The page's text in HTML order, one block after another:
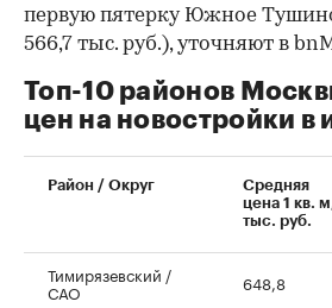
00:00 / 00:00
первую пятерку Южное Тушино
566,7 тыс. руб.), уточняют в
Топ-10 районов
цен на новостройки в
Район / Округ
Средняя
цена 1 кв.
тыс. руб.
Тимирязевский /
САО 648,8